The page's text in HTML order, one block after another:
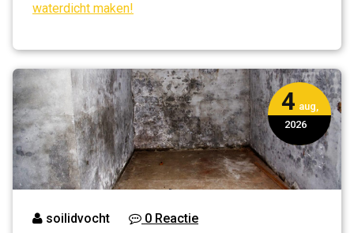
waterdicht maken!
4 aug,
2026
soilidvocht 0 Reactie